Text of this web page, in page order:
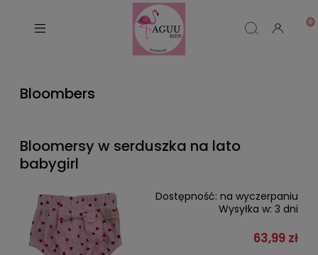
Bloombers
Bloomersy w serduszka na lato
babygirl
Dostępność: na wyczerpaniu
Wysyłka w: 3 dni
63,99 zł